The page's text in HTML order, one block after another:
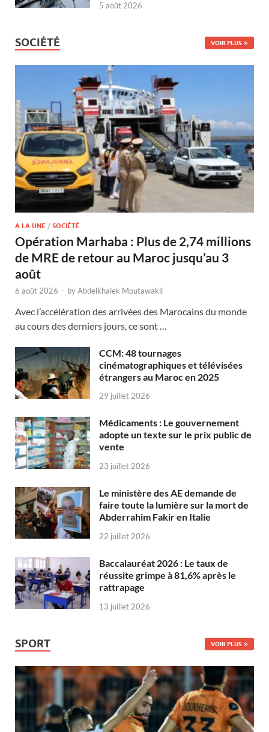
5 août 2026
SOCIÉTÉ VOIR PLUS
A LA UNE / SOCIÉTÉ
Opération Marhaba : Plus de 2,74 millions
de MRE de retour au Maroc jusqu’au 3
août
6 août 2026 - byAbdelkhalek Moutawakil
Avec l’accélération des arrivées des Marocains du monde
au cours des derniers jours, ce sont …
CCM: 48 tournages
cinématographiques et télévisées
étrangers au Maroc en 2025
29 juillet 2026
Médicaments : Le gouvernement
adopte un texte sur le prix public de
vente
23 juillet 2026
Le ministère des AE demande de
faire toute la lumière sur la mort de
Abderrahim Fakir en Italie
22 juillet 2026
Baccalauréat 2026 : Le taux de
réussite grimpe à 81,6% après le
rattrapage
13 juillet 2026
SPORT VOIR PLUS